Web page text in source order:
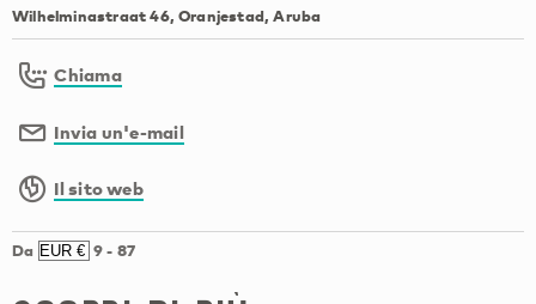
Wilhelminastraat 46, Oranjestad, Aruba
Chiama
Invia un'e-mail
Il sito web
Da 9- 87